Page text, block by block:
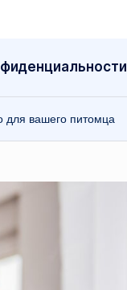
для вашего питомца